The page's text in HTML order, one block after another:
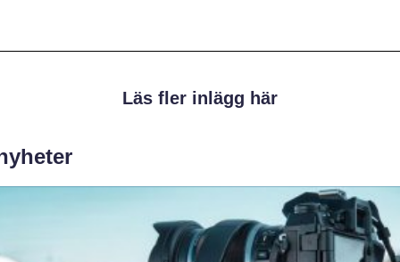
Läs fler inlägg här